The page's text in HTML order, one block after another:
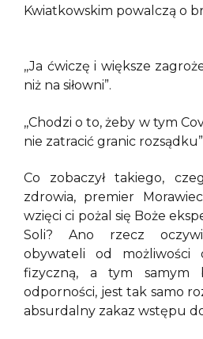
Kwiatkowskim powalczą o
,,Ja ćwiczę i większe
niż na siłowni”.
,,Chodzi o to, żeby w tym
nie zatracić granic
Co zobaczył takiego,
zdrowia, premier
wzięci ci pożal się Boże
Soli? Ano rzecz
obywateli od możliwości
fizyczną, a tym samym
odporności, jest tak samo
absurdalny zakaz